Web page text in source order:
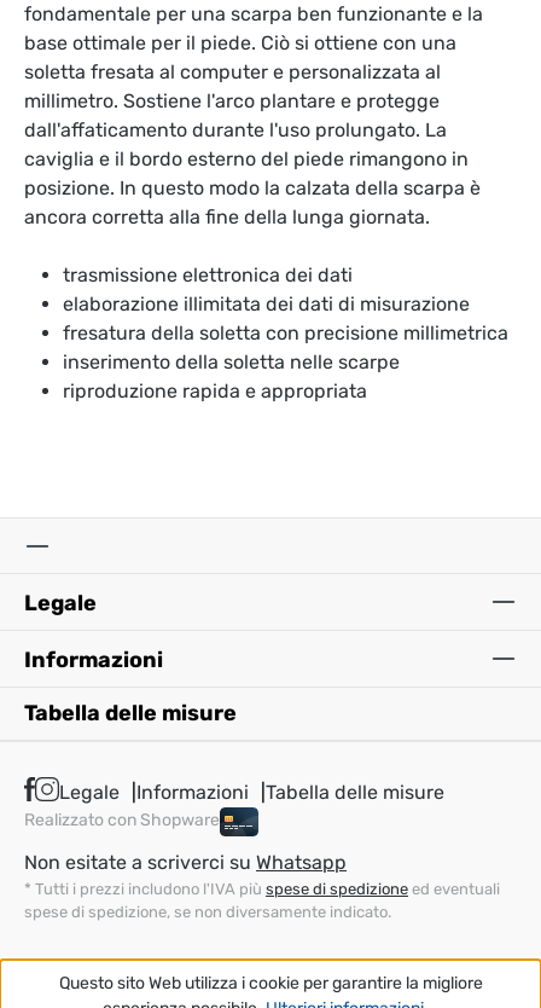
fondamentale per una scarpa ben funzionante e la
base ottimale per il piede. Ciò si ottiene con una
soletta fresata al computer e personalizzata al
millimetro. Sostiene l'arco plantare e protegge
dall'affaticamento durante l'uso prolungato. La
caviglia e il bordo esterno del piede rimangono in
posizione. In questo modo la calzata della scarpa è
ancora corretta alla fine della lunga giornata.
trasmissione elettronica dei dati
elaborazione illimitata dei dati di misurazione
fresatura della soletta con precisione millimetrica
inserimento della soletta nelle scarpe
riproduzione rapida e appropriata
Legale
Informazioni
Tabella delle misure
Legale Informazioni Tabella delle misure
Realizzato con Shopware
Non esitate a scriverci su Whatsapp
* Tutti i prezzi includono l'IVA più spese di spedizione ed eventuali
spese di spedizione, se non diversamente indicato.
Questo sito Web utilizza i cookie per garantire la migliore